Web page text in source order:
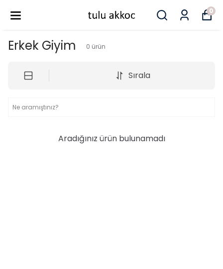
0
Erkek Giyim 0 ürün
Sırala
Aradığınız ürün bulunamadı